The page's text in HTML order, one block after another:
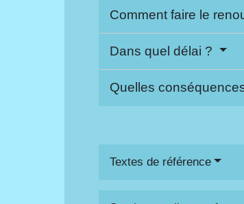
Comment faire le
Dans quel délai ?
Quelles
Textes de référence